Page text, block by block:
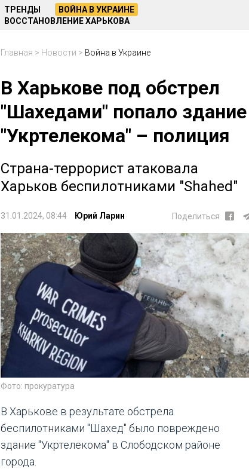
ТРЕНДЫ
ВОЙНА В УКРАИНЕ
ВОССТАНОВЛЕНИЕ ХАРЬКОВА
Главная > Новости > Война в Украине
В Харькове под обстрел
"Шахедами" попало здание
"Укртелекома" – полиция
Страна-террорист атаковала
Харьков беспилотниками "Shahed"
31.01.2024, 08:44 Юрий Ларин Поделиться
Фото: прокуратура
В Харькове в результате обстрела
беспилотниками "Шахед" было повреждено
здание "Укртелекома" в Слободском районе
города.